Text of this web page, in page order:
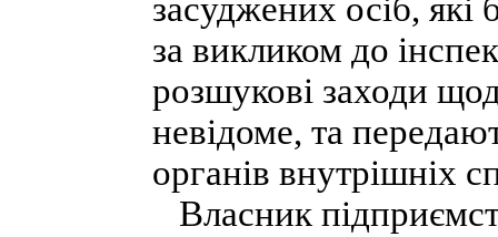
засуджених осіб,
за викликом до
розшукові заходи
невідоме, та
органів внутрішніх
Власник